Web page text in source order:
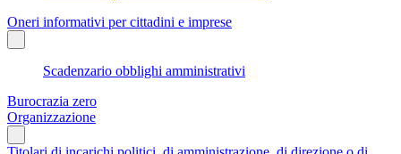
Oneri informativi per cittadini e imprese
Scadenzario obblighi amministrativi
Burocrazia zero
Organizzazione